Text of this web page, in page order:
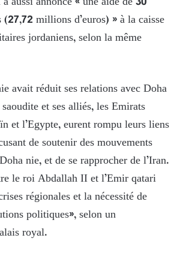
millions d’euros) » à la caisse
jordaniens, selon la même
avait réduit ses relations avec Doha
et ses alliés, les Emirats
et l’Egypte, eurent rompu leurs liens
de soutenir des mouvements
nie, et de se rapprocher de l’Iran.
le roi Abdallah II et l’Emir qatari
régionales et la nécessité de
politiques», selon un
royal.